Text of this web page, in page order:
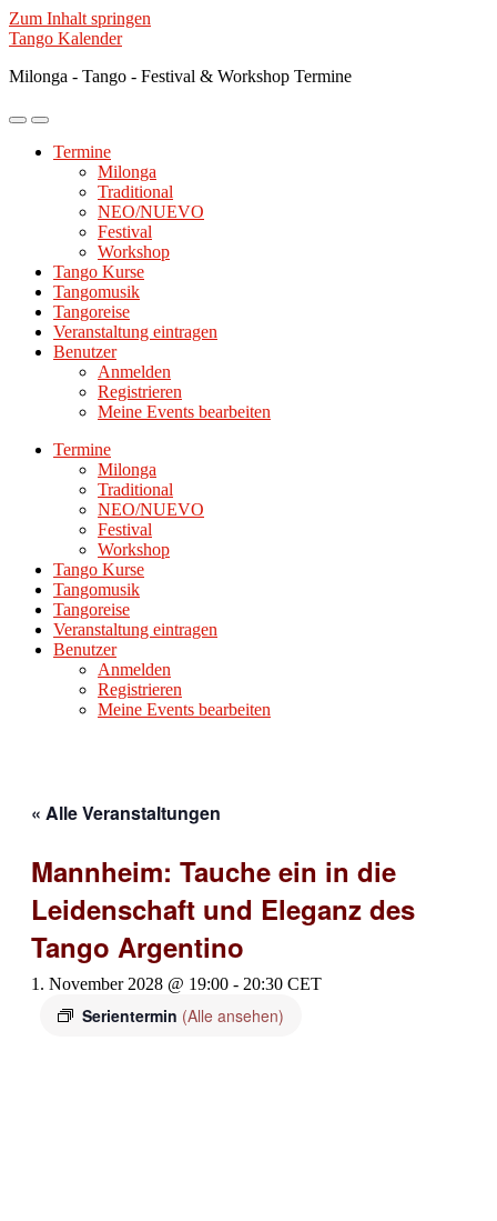
Zum Inhalt springen
Tango Kalender
Milonga - Tango - Festival & Workshop Termine
Mobile-
ein-/ausblenden
Suchfeld
ein-/ausblenden
Termine
Milonga
Traditional
NEO/NUEVO
Festival
Workshop
Tango Kurse
Tangomusik
Tangoreise
Veranstaltung eintragen
Benutzer
Anmelden
Registrieren
Meine Events bearbeiten
Termine
Milonga
Traditional
NEO/NUEVO
Festival
Workshop
Tango Kurse
Tangomusik
Tangoreise
Veranstaltung eintragen
Benutzer
Anmelden
Registrieren
Meine Events bearbeiten
« Alle Veranstaltungen
Mannheim: Tauche ein in die
Leidenschaft und Eleganz des
Tango Argentino
1. November 2028 @ 19:00 - 20:30 CET
Serientermin (Alle ansehen)